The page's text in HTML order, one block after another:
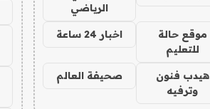
الرياضي
موقع حالة
للتعليم
اخبار 24 ساعة
هيدب فنون
وترفيه
صحيفة العالم